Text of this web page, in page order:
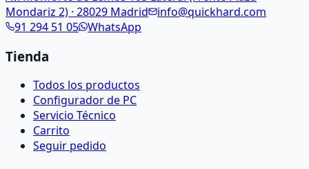
Mondariz 2) · 28029 Madrid
info@quickhard.com
91 294 51 05 WhatsApp
Tienda
Todos los productos
Configurador de PC
Servicio Técnico
Carrito
Seguir pedido